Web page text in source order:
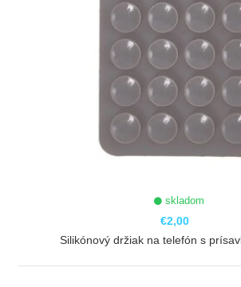
skladom
€2,00
Silikónový držiak na telefón s